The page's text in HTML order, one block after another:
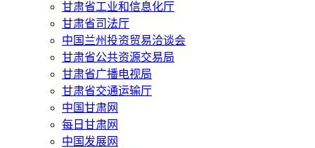
甘肃省工业和信息化厅
甘肃省司法厅
中国兰州投资贸易洽谈会
甘肃省公共资源交易局
甘肃省广播电视局
甘肃省交通运输厅
中国甘肃网
每日甘肃网
中国发展网